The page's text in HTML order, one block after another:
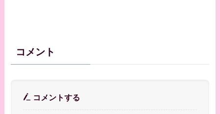
コメント
コメントする